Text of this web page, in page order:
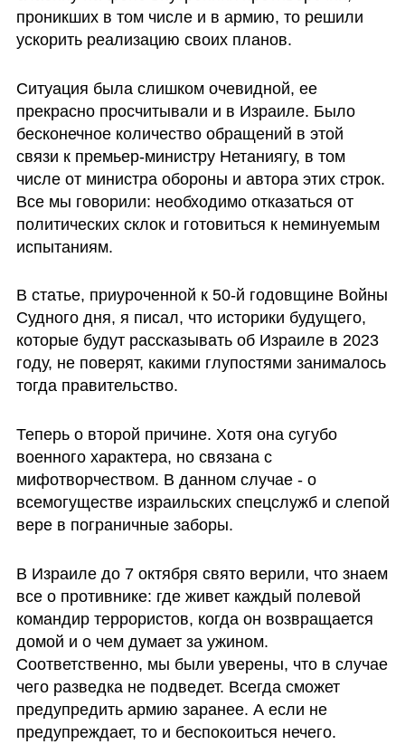
проникших в том числе и в армию, то решили
ускорить реализацию своих планов.
Ситуация была слишком очевидной, ее
прекрасно просчитывали и в Израиле. Было
бесконечное количество обращений в этой
связи к премьер-министру Нетаниягу, в том
числе от министра обороны и автора этих строк.
Все мы говорили: необходимо отказаться от
политических склок и готовиться к неминуемым
испытаниям.
В статье, приуроченной к 50-й годовщине Войны
Судного дня, я писал, что историки будущего,
которые будут рассказывать об Израиле в 2023
году, не поверят, какими глупостями занималось
тогда правительство.
Теперь о второй причине. Хотя она сугубо
военного характера, но связана с
мифотворчеством. В данном случае - о
всемогуществе израильских спецслужб и слепой
вере в пограничные заборы.
В Израиле до 7 октября свято верили, что знаем
все о противнике: где живет каждый полевой
командир террористов, когда он возвращается
домой и о чем думает за ужином.
Соответственно, мы были уверены, что в случае
чего разведка не подведет. Всегда сможет
предупредить армию заранее. А если не
предупреждает, то и беспокоиться нечего.